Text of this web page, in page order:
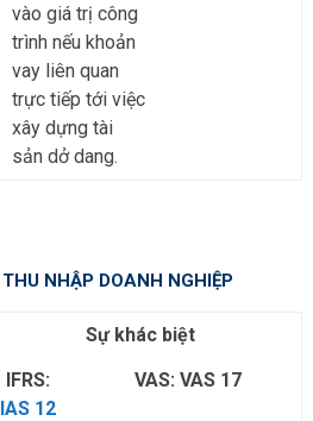
vào giá trị công
trình nếu khoản
vay liên quan
trực tiếp tới việc
xây dựng tài
sản dở dang.
NHẬP DOANH NGHIỆP
Sự khác biệt
IFRS:
IAS 12
VAS: VAS 17